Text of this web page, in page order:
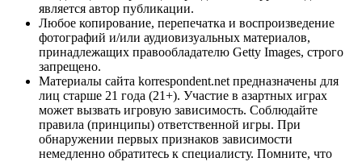
является автор публикации.
Любое копирование, перепечатка и воспроизведение
фотографий и/или аудиовизуальных материалов,
принадлежащих правообладателю Getty Images, строго
запрещено.
Материалы сайта korrespondent.net предназначены для
лиц старше 21 года (21+). Участие в азартных играх
может вызвать игровую зависимость. Соблюдайте
правила (принципы) ответственной игры. При
обнаружении первых признаков зависимости
немедленно обратитесь к специалисту. Помните, что